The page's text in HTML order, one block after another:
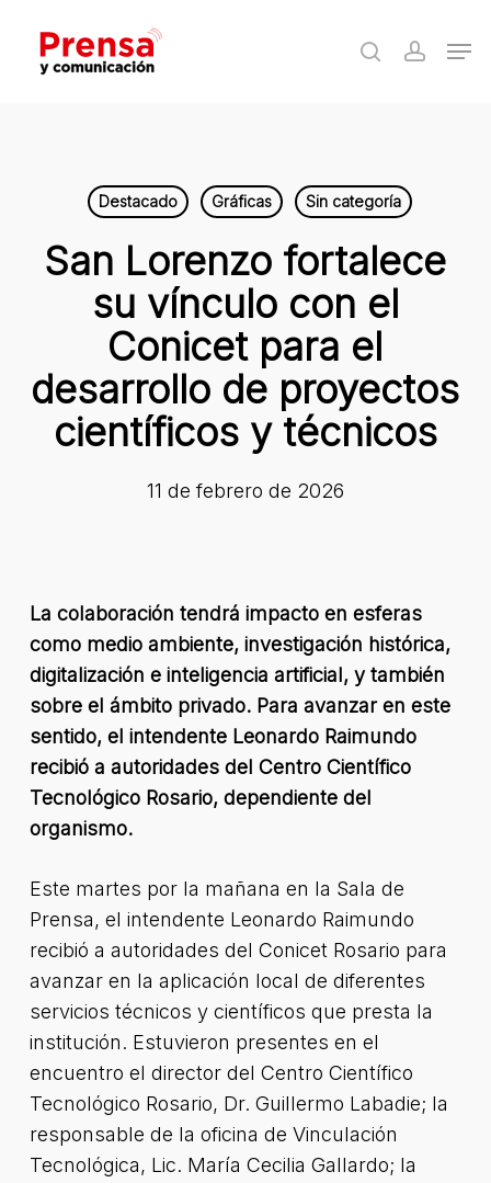
main
search
Destacado Gráficas Sin categoría
San Lorenzo fortalece
su vínculo con el
Conicet para el
desarrollo de proyectos
científicos y técnicos
11 de febrero de 2026
La colaboración tendrá impacto en esferas
como medio ambiente, investigación histórica,
digitalización e inteligencia artificial, y también
sobre el ámbito privado. Para avanzar en este
sentido, el intendente Leonardo Raimundo
recibió a autoridades del Centro Científico
Tecnológico Rosario, dependiente del
organismo.
Este martes por la mañana en la Sala de
Prensa, el intendente Leonardo Raimundo
recibió a autoridades del Conicet Rosario para
avanzar en la aplicación local de diferentes
servicios técnicos y científicos que presta la
institución. Estuvieron presentes en el
encuentro el director del Centro Científico
Tecnológico Rosario, Dr. Guillermo Labadie; la
responsable de la oficina de Vinculación
Tecnológica, Lic. María Cecilia Gallardo; la